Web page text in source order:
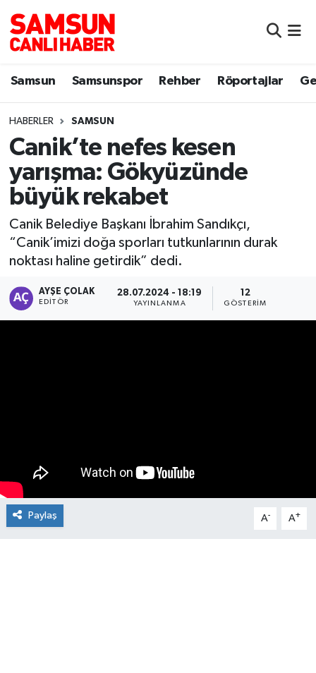
Samsun Samsunspor Rehber Röportajlar
HABERLER SAMSUN
Canik’te nefes kesen
yarışma: Gökyüzünde
büyük rekabet
Canik Belediye Başkanı İbrahim Sandıkçı,
“Canik’imizi doğa sporları tutkunlarının durak
noktası haline getirdik” dedi.
AYŞE ÇOLAK
EDITÖR
28.07.2024 - 18:19
YAYINLANMA
12
GÖSTERIM
Paylaş A- A+
Samsun
Sokak Röportajları
Dünya
Sağlık
Yemek
Samsun Nöbetçi Eczaneler
Samsun Hava Durumu
Samsun Namaz Vakitleri
Samsun Trafik Yoğunluk Haritası
Süper Lig Puan Durumu ve Fikstür
Tüm Manşetler
Son Dakika Haberleri
Haber Arşivi